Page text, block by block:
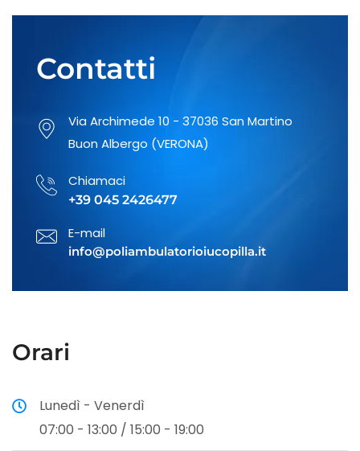
nei della tua pelle
Visite specialistiche di
Medicina dello Sport
Contatti
Via Archimede 10 - 37036 San Martino
Buon Albergo (VERONA)
Chiamaci
+39 045 2426477
E-mail
info@poliambulatorioiucopilla.it
Orari
Lunedì - Venerdì
07:00 - 13:00 / 15:00 - 19:00